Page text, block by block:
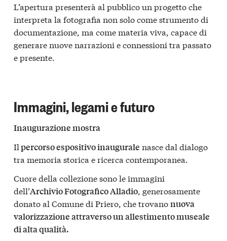
L’apertura presenterà al pubblico un progetto che
interpreta la fotografia non solo come strumento di
documentazione, ma come materia viva, capace di
generare nuove narrazioni e connessioni tra passato
e presente.
Immagini, legami e futuro
Inaugurazione mostra
Ilpercorso espositivo inaugurale nasce dal dialogo
tra memoria storica e ricerca contemporanea.
Cuore della collezione sono le immagini
dell’Archivio Fotografico Alladio, generosamente
donato al Comune di Priero, che trovanonuova
valorizzazione attraverso un allestimento museale
di alta qualità.